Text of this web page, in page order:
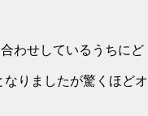
わせしているうちにど
りましたが驚くほどオ